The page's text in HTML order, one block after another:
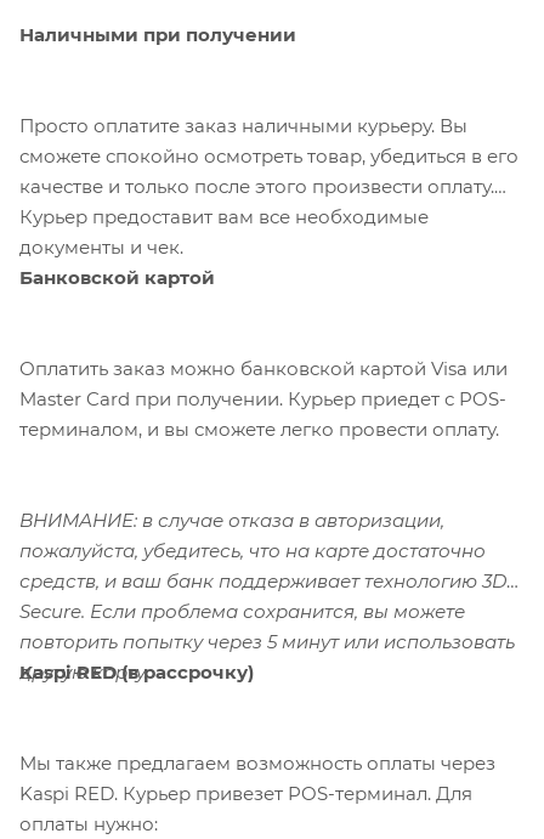
Наличными при получении
Просто оплатите заказ наличными курьеру. Вы
сможете спокойно осмотреть товар, убедиться в его
качестве и только после этого произвести оплату.
Курьер предоставит вам все необходимые
документы и чек.
Банковской картой
Оплатить заказ можно банковской картой Visa или
Master Card при получении. Курьер приедет с POS-
терминалом, и вы сможете легко провести оплату.
ВНИМАНИЕ: в случае отказа в авторизации,
пожалуйста, убедитесь, что на карте достаточно
средств, и ваш банк поддерживает технологию 3D-
Secure. Если проблема сохранится, вы можете
повторить попытку через 5 минут или использовать
другую карту.
Kaspi RED (в рассрочку)
Мы также предлагаем возможность оплаты через
Kaspi RED. Курьер привезет POS-терминал. Для
оплаты нужно: